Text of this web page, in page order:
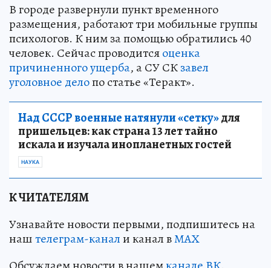
В городе развернули пункт временного
размещения, работают три мобильные группы
психологов. К ним за помощью обратились 40
человек. Сейчас проводитсяоценка
причиненного ущерба, а СУ СКзавел
уголовное делопо статье «Теракт».
Над СССР военные натянули «сетку»для
пришельцев: как страна 13 лет тайно
искала и изучала инопланетных гостей
НАУКА
К ЧИТАТЕЛЯМ
Узнавайте новости первыми, подпишитесь на
наштелеграм-канали канал вМАХ